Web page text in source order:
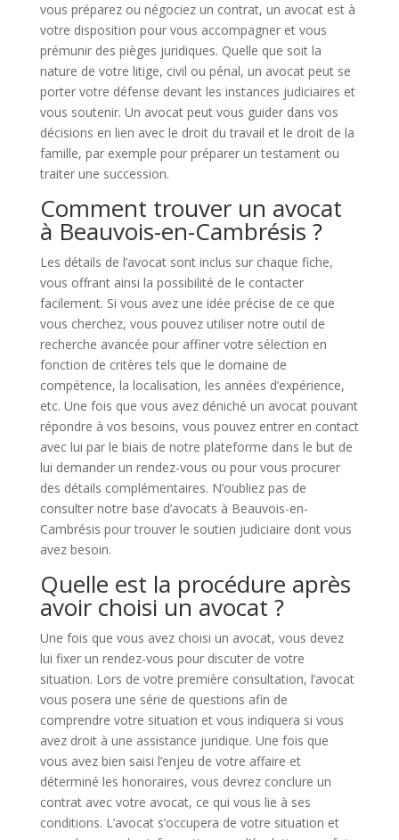
vous préparez ou négociez un contrat, un avocat est à
votre disposition pour vous accompagner et vous
prémunir des pièges juridiques. Quelle que soit la
nature de votre litige, civil ou pénal, un avocat peut se
porter votre défense devant les instances judiciaires et
vous soutenir. Un avocat peut vous guider dans vos
décisions en lien avec le droit du travail et le droit de la
famille, par exemple pour préparer un testament ou
traiter une succession.
Comment trouver un avocat
à Beauvois-en-Cambrésis ?
Les détails de l’avocat sont inclus sur chaque fiche,
vous offrant ainsi la possibilité de le contacter
facilement. Si vous avez une idée précise de ce que
vous cherchez, vous pouvez utiliser notre outil de
recherche avancée pour affiner votre sélection en
fonction de critères tels que le domaine de
compétence, la localisation, les années d’expérience,
etc. Une fois que vous avez déniché un avocat pouvant
répondre à vos besoins, vous pouvez entrer en contact
avec lui par le biais de notre plateforme dans le but de
lui demander un rendez-vous ou pour vous procurer
des détails complémentaires. N’oubliez pas de
consulter notre base d’avocats à Beauvois-en-
Cambrésis pour trouver le soutien judiciaire dont vous
avez besoin.
Quelle est la procédure après
avoir choisi un avocat ?
Une fois que vous avez choisi un avocat, vous devez
lui fixer un rendez-vous pour discuter de votre
situation. Lors de votre première consultation, l’avocat
vous posera une série de questions afin de
comprendre votre situation et vous indiquera si vous
avez droit à une assistance juridique. Une fois que
vous avez bien saisi l’enjeu de votre affaire et
déterminé les honoraires, vous devrez conclure un
contrat avec votre avocat, ce qui vous lie à ses
conditions. L’avocat s’occupera de votre situation et